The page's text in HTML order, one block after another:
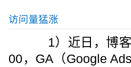
访问量猛涨
1）近日，博客
00，GA（Google